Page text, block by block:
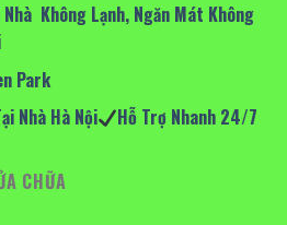
Không Lạnh, Ngăn Mát Không
Park
Nhà Hà Nội
Hỗ Trợ Nhanh 24/7
CHỮA